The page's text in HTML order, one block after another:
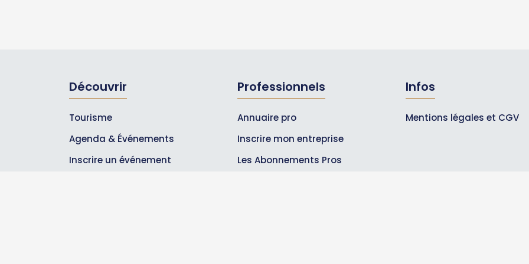
Découvrir
Tourisme
Agenda & Événements
Inscrire un événement
Professionnels
Annuaire pro
Inscrire mon entreprise
Les Abonnements Pros
Infos
Mentions légales et CGV